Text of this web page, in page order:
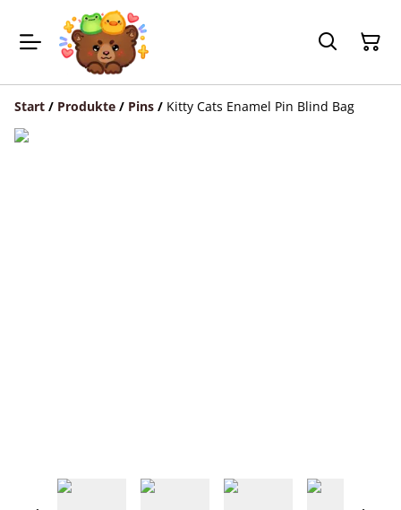
Start / Produkte / Pins / Kitty Cats Enamel Pin Blind Bag